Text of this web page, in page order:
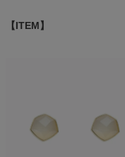
【ITEM】